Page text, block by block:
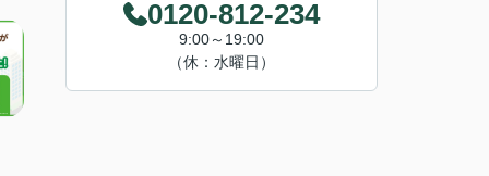
0120-812-234
9:00～19:00
（休：水曜日）